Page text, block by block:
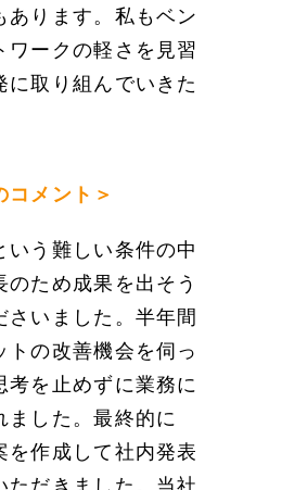
あります。私もベン
ワークの軽さを見習
に取り組んでいきた
コメント＞
いう難しい条件の中
のため成果を出そう
さいました。半年間
トの改善機会を伺っ
考を止めずに業務に
ました。最終的に
を作成して社内発表